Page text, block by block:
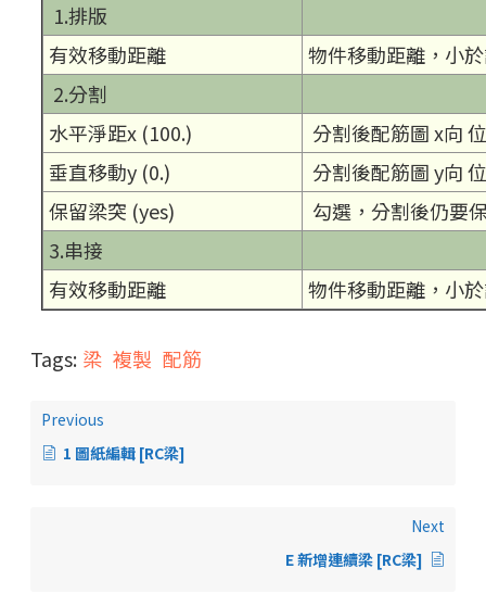
1.排版
有效移動距離
物件移動距離，小
2.分割
水平淨距x (100.)
分割後配筋圖 x向
垂直移動y (0.)
分割後配筋圖 y向
保留梁突 (yes)
勾選，分割後仍要
3.串接
有效移動距離
物件移動距離，小
Tags: 梁 複製 配筋
Previous
1 圖紙編輯 [RC梁]
Next
E 新增連續梁 [RC梁]